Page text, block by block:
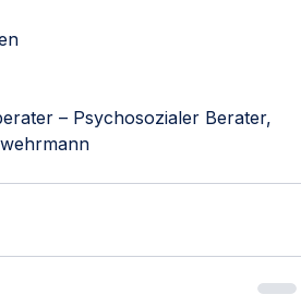
– Psychosozialer Berater,